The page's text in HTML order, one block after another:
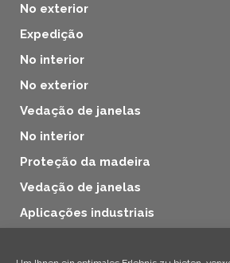
No exterior
Expedição
No interior
No exterior
Vedação de janelas
No interior
Proteção da madeira
Vedação de janelas
Aplicações industriais